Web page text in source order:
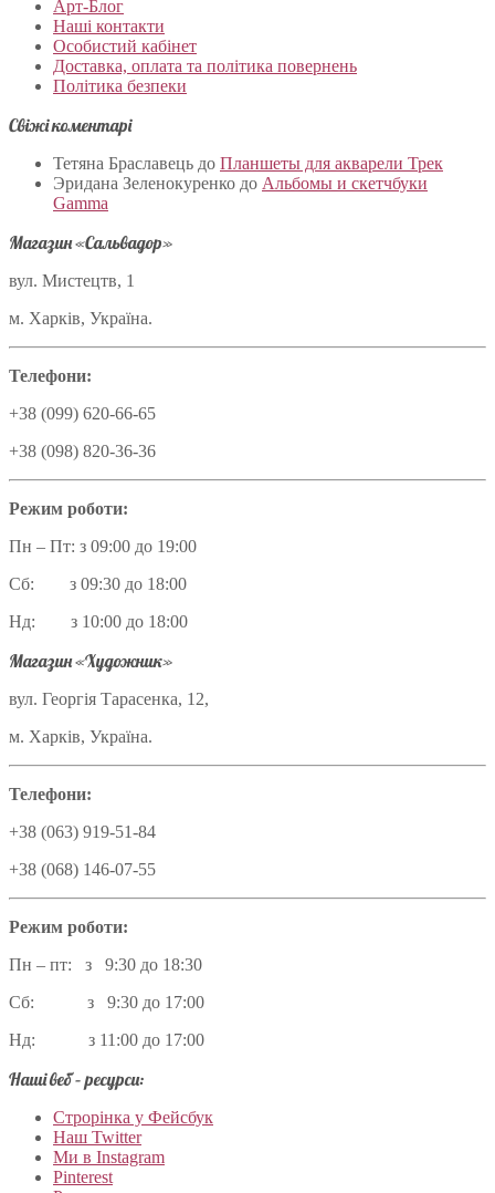
Арт-Блог
Наші контакти
Особистий кабінет
Доставка, оплата та політика повернень
Політика безпеки
Свіжі коментарі
Тетяна Браславець до Планшеты для акварели Трек
Эридана Зеленокуренко до Альбомы и скетчбуки
Gamma
Магазин «Сальвадор»
вул. Мистецтв, 1
м. Харків, Україна.
Телефони:
+38 (099) 620-66-65
+38 (098) 820-36-36
Режим роботи:
Пн – Пт: з 09:00 до 19:00
Сб: з 09:30 до 18:00
Нд: з 10:00 до 18:00
Магазин «Художник»
вул. Георгія Тарасенка, 12,
м. Харків, Україна.
Телефони:
+38 (063) 919-51-84
+38 (068) 146-07-55
Режим роботи:
Пн – пт: з 9:30 до 18:30
Сб: з 9:30 до 17:00
Нд: з 11:00 до 17:00
Наші веб – ресурси:
Строрінка у Фейсбук
Наш Twitter
Ми в Instagram
Pinterest